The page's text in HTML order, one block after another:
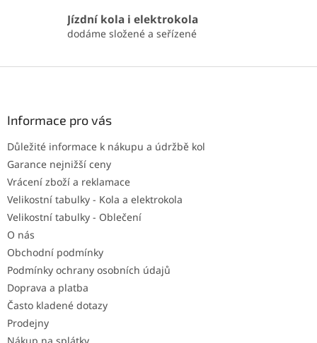
Jízdní kola i elektrokola
dodáme složené a seřízené
Informace pro vás
Důležité informace k nákupu a údržbě kol
Garance nejnižší ceny
Vrácení zboží a reklamace
Velikostní tabulky - Kola a elektrokola
Velikostní tabulky - Oblečení
O nás
Obchodní podmínky
Podmínky ochrany osobních údajů
Doprava a platba
Často kladené dotazy
Prodejny